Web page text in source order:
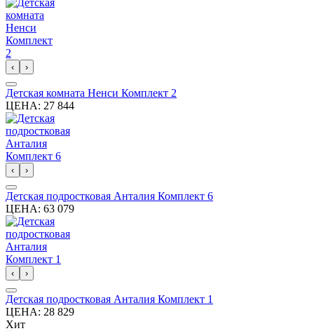
‹ ›
Детская комната Ненси Комплект 2
ЦЕНА: 27 844
‹ ›
Детская подростковая Анталия Комплект 6
ЦЕНА: 63 079
‹ ›
Детская подростковая Анталия Комплект 1
ЦЕНА: 28 829
Хит